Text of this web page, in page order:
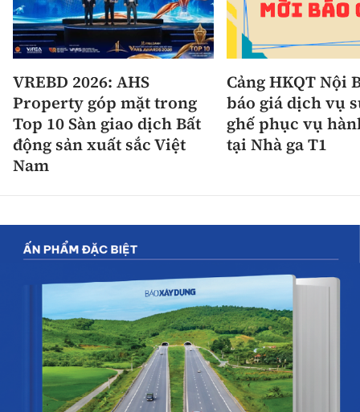
VREBD 2026: AHS
Property góp mặt trong
Top 10 Sàn giao dịch Bất
động sản xuất sắc Việt
Nam
Cảng HKQT Nội
báo giá dịch vụ
ghế phục vụ
tại Nhà ga T1